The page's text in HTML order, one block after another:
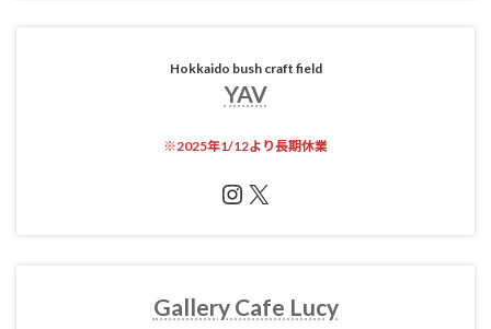
Hokkaido bush craft field
YAV
※2025年1/12より長期休業
Instagram
X
Gallery Cafe Lucy